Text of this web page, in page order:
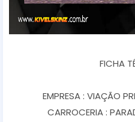
FICHA
EMPRESA : VIAÇÃO
CARROCERIA :